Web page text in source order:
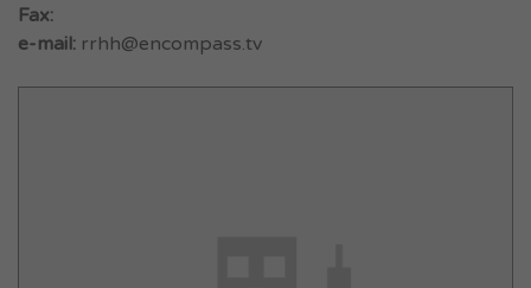
Fax:
e-mail: rrhh@encompass.tv